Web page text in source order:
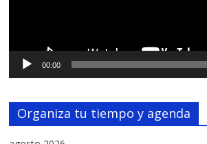
00:00
Organiza tu tiempo y agenda